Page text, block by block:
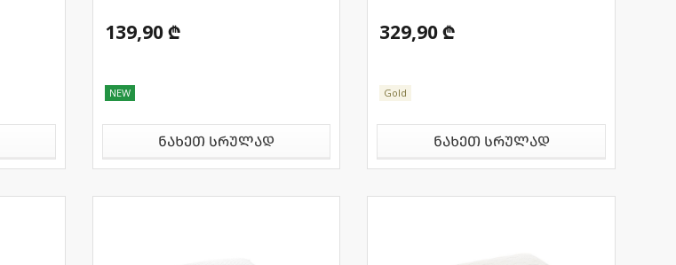
139,90 ₾
NEW
ნახეთ სრულად
329,90 ₾
Gold
ნახეთ სრულად